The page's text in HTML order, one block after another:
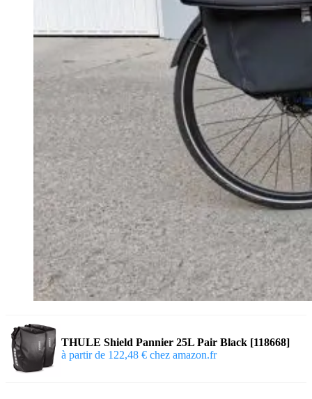
THULE Shield Pannier 25L Pair Black [118668]
à partir de 122,48 € chez amazon.fr